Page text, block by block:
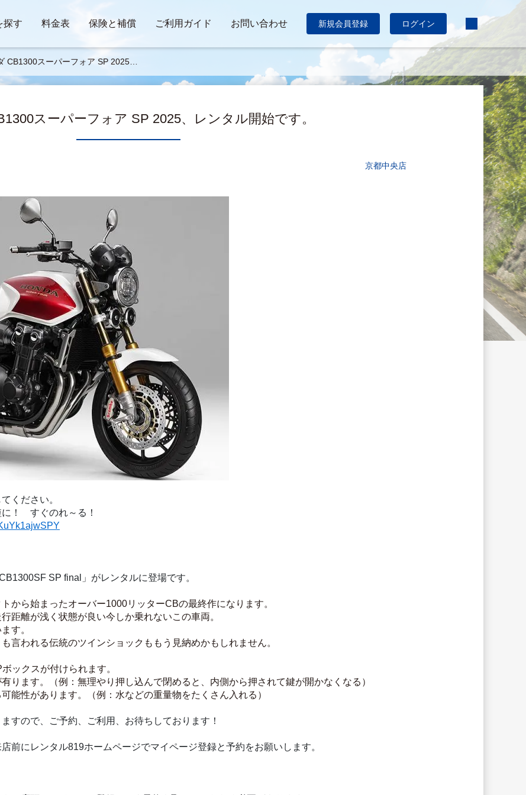
探す 料金表 保険と補償 ご利用ガイド お問い合わせ 新規会員登録 ログイン
CB1300スーパーフォア SP 2025、
ル開始です。
スーパーフォア SP 2025、レンタル開始です。
京都中央店
ください。
！　すぐのれ～る！
SP final」がレンタルに登場です。
から始まったオーバー1000リッターCBの最終作になります。
距離が浅く状態が良い今しか乗れないこの車両。
す。
言われる伝統のツインショックももう見納めかもしれません。
ックスが付けられます。
ります。（例：無理やり押し込んで閉めると、内側から押されて鍵が開かなくなる）
能性があります。（例：水などの重量物をたくさん入れる）
すので、ご予約、ご利用、お待ちしております！
前にレンタル819ホームページでマイページ登録と予約をお願いします。